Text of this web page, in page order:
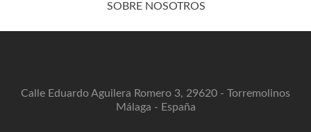
SOBRE NOSOTROS
Calle Eduardo Aguilera Romero 3, 29620 - Torremolinos
Málaga - España